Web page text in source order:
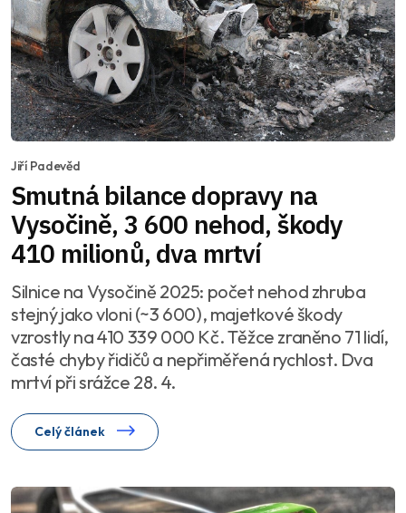
Jiří Padevěd
Smutná bilance dopravy na
Vysočině, 3 600 nehod, škody
410 milionů, dva mrtví
Silnice na Vysočině 2025: počet nehod zhruba
stejný jako vloni (~3 600), majetkové škody
vzrostly na 410 339 000 Kč. Těžce zraněno 71 lidí,
časté chyby řidičů a nepřiměřená rychlost. Dva
mrtví při srážce 28. 4.
Celý článek